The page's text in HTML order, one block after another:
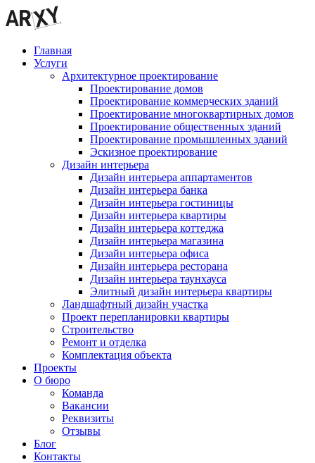
Главная
Услуги
Архитектурное проектирование
Проектирование домов
Проектирование коммерческих зданий
Проектирование многоквартирных домов
Проектирование общественных зданий
Проектирование промышленных зданий
Эскизное проектирование
Дизайн интерьера
Дизайн интерьера аппартаментов
Дизайн интерьера банка
Дизайн интерьера гостиницы
Дизайн интерьера квартиры
Дизайн интерьера коттеджа
Дизайн интерьера магазина
Дизайн интерьера офиса
Дизайн интерьера ресторана
Дизайн интерьера таунхауса
Элитный дизайн интерьера квартиры
Ландшафтный дизайн участка
Проект перепланировки квартиры
Строительство
Ремонт и отделка
Комплектация объекта
Проекты
О бюро
Команда
Вакансии
Реквизиты
Отзывы
Блог
Контакты